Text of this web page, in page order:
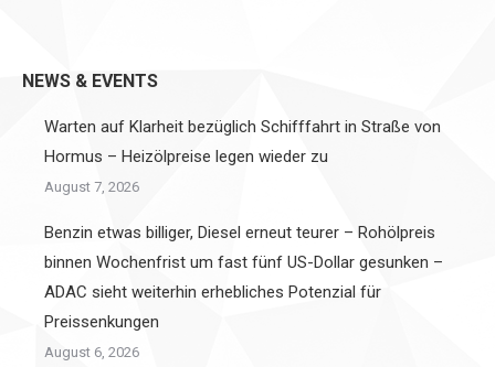
NEWS & EVENTS
Warten auf Klarheit bezüglich Schifffahrt in Straße von
Hormus – Heizölpreise legen wieder zu
August 7, 2026
Benzin etwas billiger, Diesel erneut teurer – Rohölpreis
binnen Wochenfrist um fast fünf US-Dollar gesunken –
ADAC sieht weiterhin erhebliches Potenzial für
Preissenkungen
August 6, 2026